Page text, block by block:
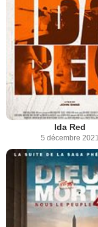
Ida Red
5 décembre 2021